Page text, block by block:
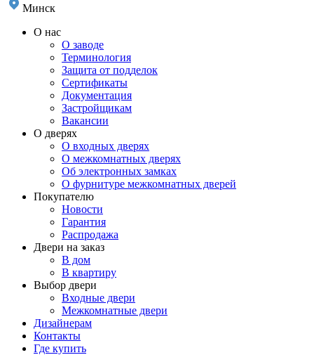
Минск
О нас
О заводе
Терминология
Защита от подделок
Сертификаты
Документация
Застройщикам
Вакансии
О дверях
О входных дверях
О межкомнатных дверях
Об электронных замках
О фурнитуре межкомнатных дверей
Покупателю
Новости
Гарантия
Распродажа
Двери на заказ
В дом
В квартиру
Выбор двери
Входные двери
Межкомнатные двери
Дизайнерам
Контакты
Где купить